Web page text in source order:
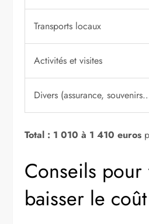
Transports locaux
Activités et visites
Divers (assurance,
Total : 1 010 à 1 410 euros
Conseils pour
baisser le